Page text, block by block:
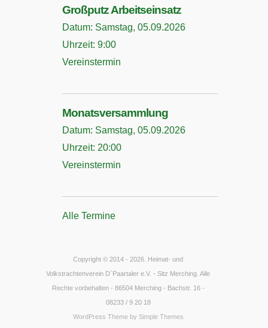
Großputz Arbeitseinsatz
Datum: Samstag, 05.09.2026
Uhrzeit: 9:00
Vereinstermin
Monatsversammlung
Datum: Samstag, 05.09.2026
Uhrzeit: 20:00
Vereinstermin
Alle Termine
Copyright © 2014 - 2026. Heimat- und
Volkstrachtenverein D`Paartaler e.V. - Sitz Merching. Alle
Rechte vorbehalten - 86504 Merching - Bachstr. 16 -
08233 / 9 20 18
WordPress Theme by Simple Themes